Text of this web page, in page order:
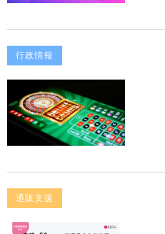
行政情報
通販支援